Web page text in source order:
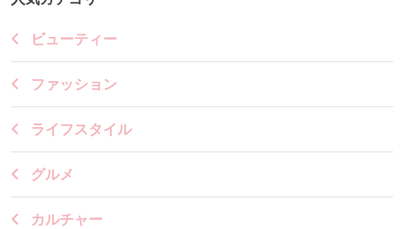
ビューティー
ファッション
ライフスタイル
グルメ
カルチャー